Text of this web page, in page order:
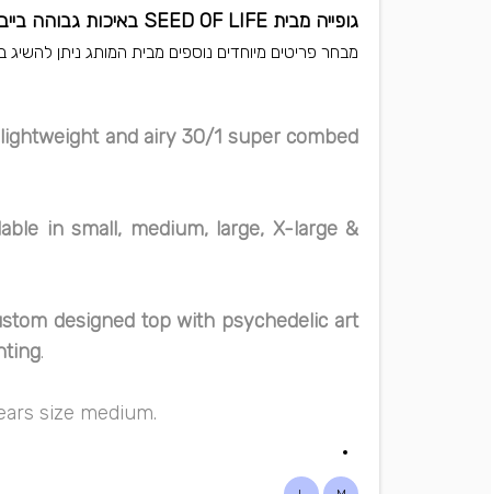
גופייה מבית SEED OF LIFE באיכות גבוהה בייבוא בלעדי של BOLENAT.
מבחר פריטים מיוחדים נוספים מבית המותג ניתן להשיג
and airy 30/1 super combed
in small, medium, large, X-large &
designed top with psychedelic art
.
size medium.